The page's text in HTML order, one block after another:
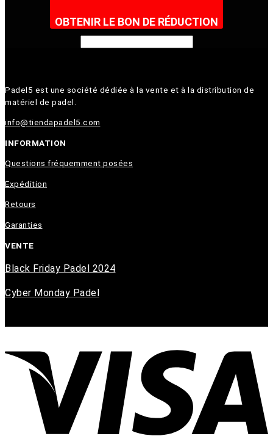
OBTENIR LE BON DE RÉDUCTION
Padel5 est une société dédiée à la vente et à la distribution de
matériel de padel.
info@tiendapadel5.com
INFORMATION
Questions fréquemment posées
Expédition
Retours
Garanties
VENTE
Black Friday Padel 2024
Cyber Monday Padel